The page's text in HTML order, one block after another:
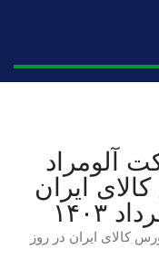
آلومراد
ایران
کالای ایران در روز